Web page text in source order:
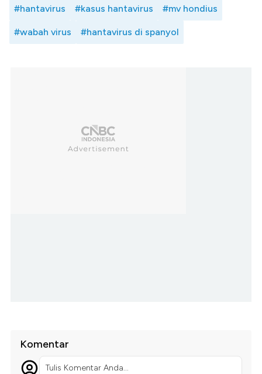
#hantavirus #kasus hantavirus #mv hondius
#wabah virus #hantavirus di spanyol
Komentar
Tulis Komentar Anda...